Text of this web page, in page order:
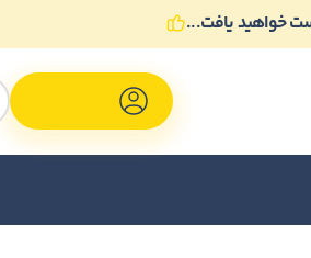
خواهید یافت...